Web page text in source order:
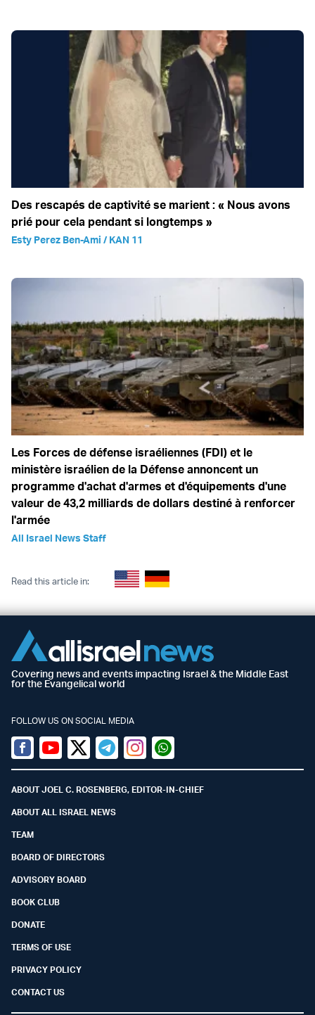
Des rescapés de captivité se marient : « Nous avons
prié pour cela pendant si longtemps »
Esty Perez Ben-Ami / KAN 11
Les Forces de défense israéliennes (FDI) et le
ministère israélien de la Défense annoncent un
programme d'achat d'armes et d'équipements d'une
valeur de 43,2 milliards de dollars destiné à renforcer
l'armée
All Israel News Staff
Read this article in:
Covering news and events impacting Israel & the Middle East
for the Evangelical world
FOLLOW US ON SOCIAL MEDIA
Facebook
YoutubeTwitter (X)
TelegramInstagramWhatsapp
ABOUT JOEL C. ROSENBERG, EDITOR-IN-CHIEF
ABOUT ALL ISRAEL NEWS
TEAM
BOARD OF DIRECTORS
ADVISORY BOARD
BOOK CLUB
DONATE
TERMS OF USE
PRIVACY POLICY
CONTACT US